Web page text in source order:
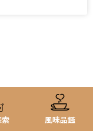
索 風味品鑑